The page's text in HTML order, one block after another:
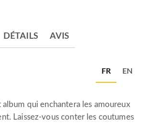
DÉTAILS AVIS
FR EN
qui enchantera les amoureux
Laissez-vous conter les coutumes